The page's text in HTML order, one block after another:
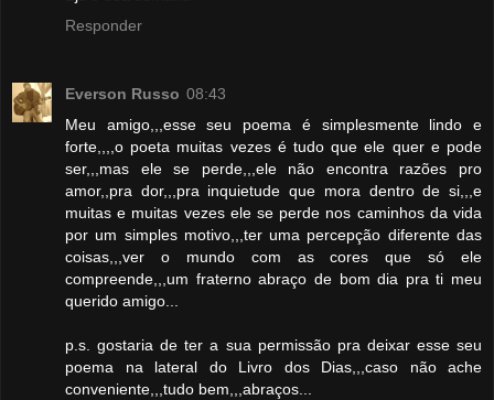
Responder
Everson Russo 08:43
Meu amigo,,,esse seu poema é simplesmente lindo e
forte,,,,o poeta muitas vezes é tudo que ele quer e pode
ser,,,mas ele se perde,,,ele não encontra razões pro
amor,,pra dor,,,pra inquietude que mora dentro de si,,,e
muitas e muitas vezes ele se perde nos caminhos da vida
por um simples motivo,,,ter uma percepção diferente das
coisas,,,ver o mundo com as cores que só ele
compreende,,,um fraterno abraço de bom dia pra ti meu
querido amigo...
p.s. gostaria de ter a sua permissão pra deixar esse seu
poema na lateral do Livro dos Dias,,,caso não ache
conveniente,,,tudo bem,,,abraços...